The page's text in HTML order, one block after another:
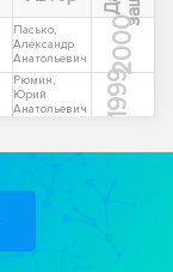
Пасько,
Александр
Анатольевич
2000
Рюмин,
Юрий
Анатольевич
1999